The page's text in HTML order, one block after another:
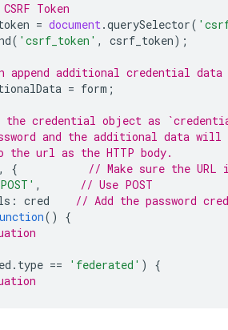
Token
= document.querySelector(
( 'csrf_token' , csrf_token);
append additional credential
= form ;
the credential object as
and the additional data will
url as the HTTP body.
, {
// Make sure the URL
,
// Use POST
: cred
// Add the password
()
{
. type == 'federated' )
{